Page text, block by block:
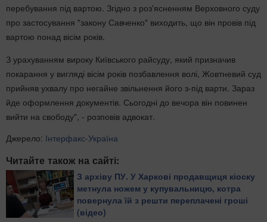
перебування під вартою. Згідно з роз'ясненням Верховного суду
про застосування "закону Савченко" виходить, що він провів під
вартою понад вісім років.
З урахуванням вироку Київського райсуду, який призначив
покарання у вигляді вісім років позбавлення волі, Жовтневий суд
прийняв ухвалу про негайне звільнення його з-під варти. Зараз
йде оформлення документів. Сьогодні до вечора він повинен
вийти на свободу", - розповів адвокат.
Джерело: Інтерфакс-Україна
Читайте також на сайті:
З архіву ПУ. У Харкові продавщиця кіоску
метнула ножем у купувальницю, котра
повернула їй з решти переплачені гроші
(відео)